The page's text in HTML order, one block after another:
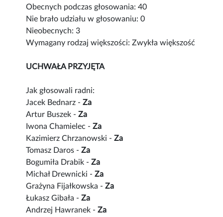
Obecnych podczas głosowania: 40
Nie brało udziału w głosowaniu: 0
Nieobecnych: 3
Wymagany rodzaj większości: Zwykła większość
UCHWAŁA PRZYJĘTA
Jak głosowali radni:
Jacek Bednarz -Za
Artur Buszek -Za
Iwona Chamielec -Za
Kazimierz Chrzanowski -Za
Tomasz Daros -Za
Bogumiła Drabik -Za
Michał Drewnicki -Za
Grażyna Fijałkowska -Za
Łukasz Gibała -Za
Andrzej Hawranek -Za